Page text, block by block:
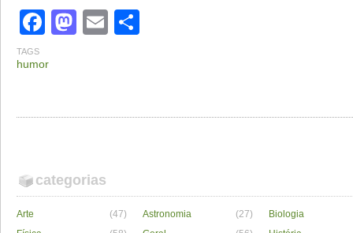
Facebook
Mastodon
Email
TAGS
humor
categorias
Arte (47) Astronomia (27)
Biologia